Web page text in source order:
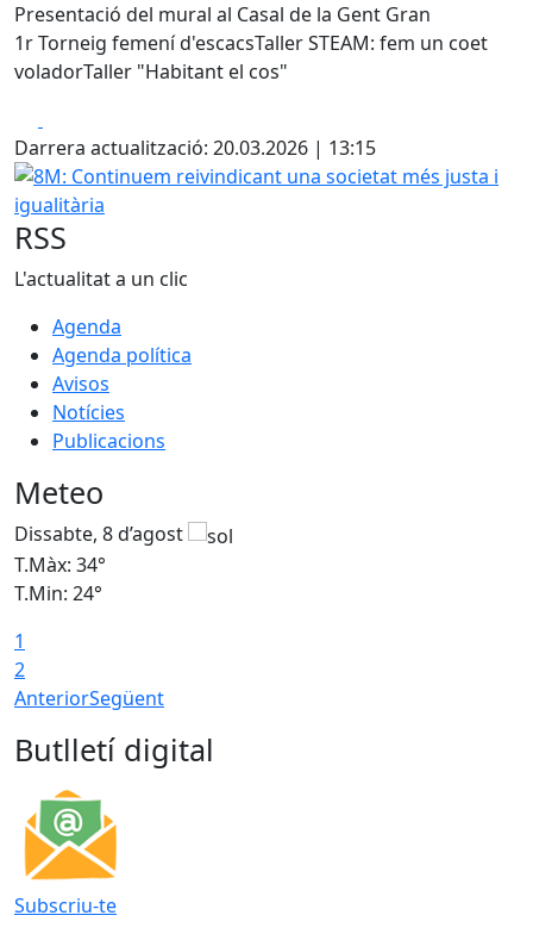
Presentació del mural al Casal de la Gent Gran
1r Torneig femení d'escacsTaller STEAM: fem un coet
voladorTaller "Habitant el cos"
Darrera actualització: 20.03.2026 | 13:15
8M: Continuem reivindicant una societat més justa i
RSS
L'actualitat a un clic
Agenda
Agenda política
Avisos
Notícies
Publicacions
Meteo
Dissabte, 8 d’agost
T.Màx: 34°
T.Min: 24°
1
2
AnteriorSegüent
Butlletí digital
Subscriu-te